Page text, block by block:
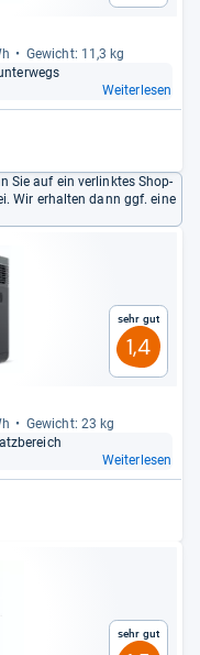
Gewicht: 11,3 kg
Weiterlesen
Sie auf ein verlinktes Shop-
Wir erhalten dann ggf. eine
Sehr gut
1,4
Gewicht: 23 kg
Weiterlesen
Sehr gut